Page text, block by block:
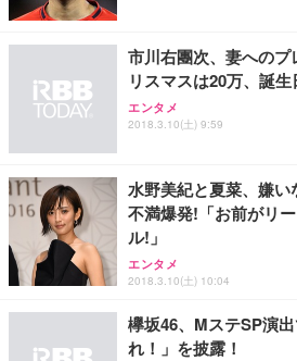
市川右團次、妻への
リスマスは20万、誕生
エンタメ
2018.3.10(土) 9:59
水野美紀と夏菜、嫌
不満爆発!「お前がリ
ル!」
エンタメ
2018.3.10(土) 10:04
欅坂46、MステSP演
れ！」を披露！